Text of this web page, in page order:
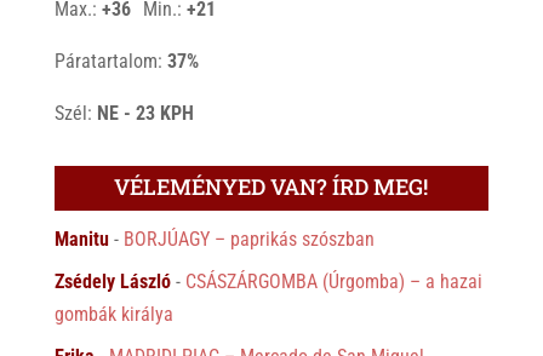
Max.: +36 Min.: +21
Páratartalom: 37%
Szél: NE - 23 KPH
VÉLEMÉNYED VAN? ÍRD MEG!
Manitu- BORJÚAGY – paprikás szószban
Zsédely László- CSÁSZÁRGOMBA (Úrgomba) – a hazai
gombák királya